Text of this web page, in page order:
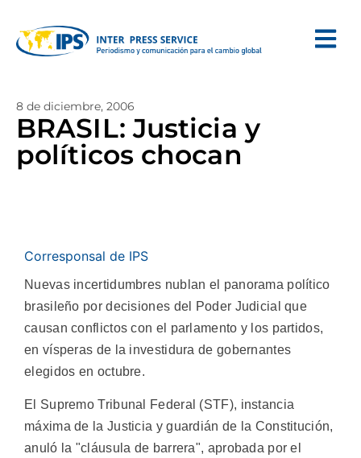
8 de diciembre, 2006
BRASIL: Justicia y
políticos chocan
Corresponsal de IPS
Nuevas incertidumbres nublan el panorama político
brasileño por decisiones del Poder Judicial que
causan conflictos con el parlamento y los partidos,
en vísperas de la investidura de gobernantes
elegidos en octubre.
El Supremo Tribunal Federal (STF), instancia
máxima de la Justicia y guardián de la Constitución,
anuló la "cláusula de barrera", aprobada por el